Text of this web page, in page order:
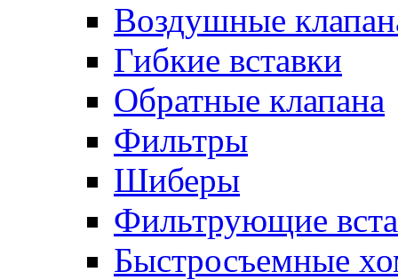
Воздушные
Гибкие вставки
Обратные клапана
Фильтры
Шиберы
Фильтрующие
Быстросъемные